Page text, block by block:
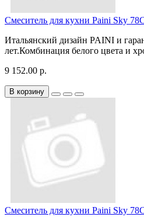
Смеситель для кухни Paini Sky
Итальянский дизайн PAINI и
лет.Комбинация белого цвета и
9 152.00 р.
В корзину
Смеситель для кухни Paini Sky